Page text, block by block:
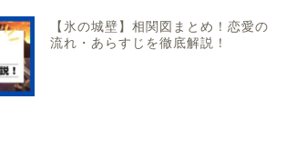
【氷の城壁】相関図まとめ！恋愛の
流れ・あらすじを徹底解説！